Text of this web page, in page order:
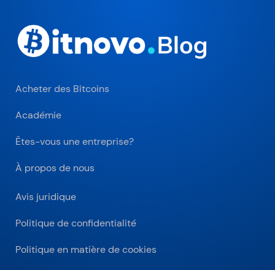
Acheter des Bitcoins
Académie
Êtes-vous une entreprise?
À propos de nous
Avis juridique
Politique de confidentialité
Politique en matière de cookies